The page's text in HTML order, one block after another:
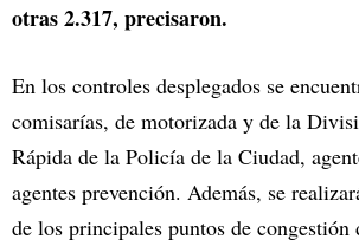
otras 2.317, precisaron.
En los controles desplegados se
comisarías, de motorizada y de la
Rápida de la Policía de la Ciudad,
agentes prevención. Además, se
de los principales puntos de congestión